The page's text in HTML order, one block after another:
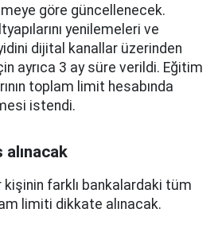
göre güncellenecek.
yenilemeleri ve
dijital kanallar üzerinden
ayrıca 3 ay süre verildi. Eğitim
toplam limit hesabında
istendi.
kişinin farklı bankalardaki tüm
limiti dikkate alınacak.